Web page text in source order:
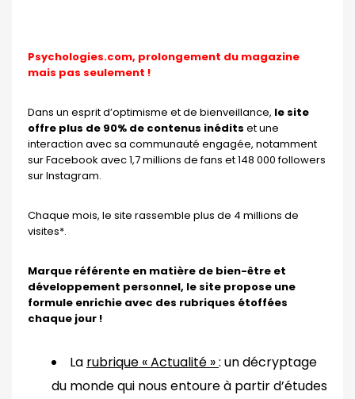
Psychologies.com, prolongement du magazine
mais pas seulement !
Dans un esprit d’optimisme et de bienveillance, le site
offre plus de 90% de contenus inédits et une
interaction avec sa communauté engagée, notamment
sur Facebook avec 1,7 millions de fans et 148 000 followers
sur Instagram.
Chaque mois, le site rassemble plus de 4 millions de
visites*.
Marque référente en matière de bien-être et
développement personnel, le site propose une
formule enrichie avec des rubriques étoffées
chaque jour !
La rubrique « Actualité »: un décryptage
du monde qui nous entoure à partir d’études